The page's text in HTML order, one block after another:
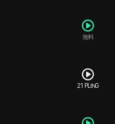
無料
21 PLING